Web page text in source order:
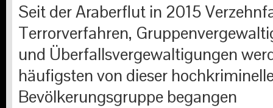
Seit der Araberflut in 2015
Terrorverfahren,
und Überfallsvergewaltigungen
häufigsten von dieser
Bevölkerungsgruppe begangen